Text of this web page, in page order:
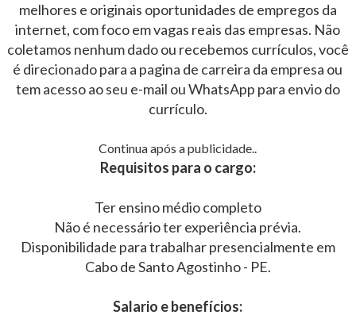
melhores e originais oportunidades de empregos da
internet, com foco em vagas reais das empresas. Não
coletamos nenhum dado ou recebemos currículos, você
é direcionado para a pagina de carreira da empresa ou
tem acesso ao seu e-mail ou WhatsApp para envio do
currículo.
Continua após a publicidade..
Requisitos para o cargo:
Ter ensino médio completo
Não é necessário ter experiência prévia.
Disponibilidade para trabalhar presencialmente em
Cabo de Santo Agostinho - PE.
Salario e benefícios: